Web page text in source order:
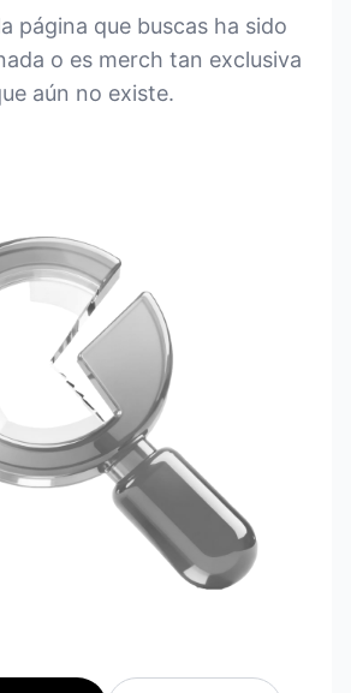
página que buscas ha sido
o es merch tan exclusiva
aún no existe.